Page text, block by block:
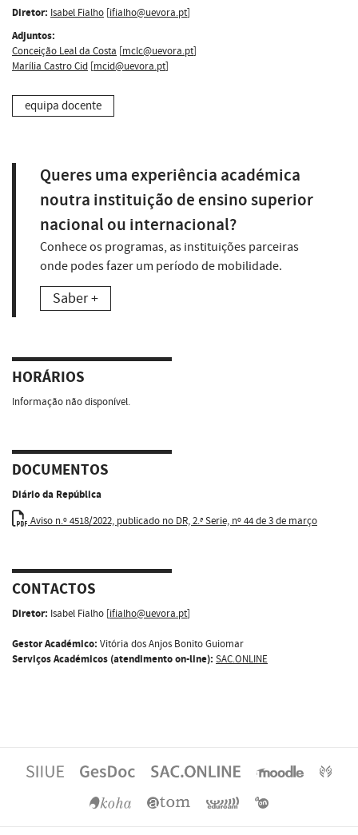
Diretor: Isabel Fialho [ifialho@uevora.pt]
Adjuntos:
Conceição Leal da Costa [mclc@uevora.pt]
Marília Castro Cid [mcid@uevora.pt]
equipa docente
Queres uma experiência académica
noutra instituição de ensino superior
nacional ou internacional?
Conhece os programas, as instituições parceiras
onde podes fazer um período de mobilidade.
Saber +
HORÁRIOS
Informação não disponível.
DOCUMENTOS
Diário da República
Aviso n.º 4518/2022, publicado no DR, 2.ª Serie, nº 44 de 3 de março
CONTACTOS
Diretor: Isabel Fialho [ifialho@uevora.pt]
Gestor Académico: Vitória dos Anjos Bonito Guiomar
Serviços Académicos (atendimento on-line): SAC.ONLINE